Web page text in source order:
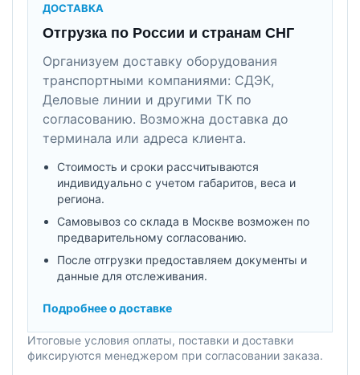
ДОСТАВКА
Отгрузка по России и странам СНГ
Организуем доставку оборудования
транспортными компаниями: СДЭК,
Деловые линии и другими ТК по
согласованию. Возможна доставка до
терминала или адреса клиента.
Стоимость и сроки рассчитываются
индивидуально с учетом габаритов, веса и
региона.
Самовывоз со склада в Москве возможен по
предварительному согласованию.
После отгрузки предоставляем документы и
данные для отслеживания.
Подробнее о доставке
Итоговые условия оплаты, поставки и доставки
фиксируются менеджером при согласовании заказа.